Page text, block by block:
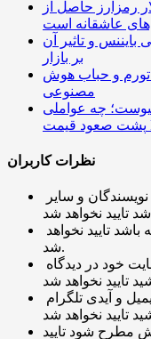
۲۵ میلیون دلار رمزارز حاصل از
عاشقانه است
بایننس و تاثیر آن
بر بازار
تورم و حباب هوش
مصنوعی
چه عواملی
نظرات کاربران
شد.
مطرح شود تایید